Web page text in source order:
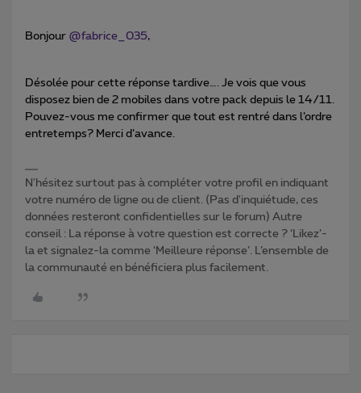
Bonjour @fabrice_035,
Désolée pour cette réponse tardive…. Je vois que vous
disposez bien de 2 mobiles dans votre pack depuis le 14/11.
Pouvez-vous me confirmer que tout est rentré dans l’ordre
entretemps? Merci d’avance.
N'hésitez surtout pas à compléter votre profil en indiquant
votre numéro de ligne ou de client. (Pas d'inquiétude, ces
données resteront confidentielles sur le forum) Autre
conseil : La réponse à votre question est correcte ? ‘Likez’-
la et signalez-la comme ‘Meilleure réponse’. L’ensemble de
la communauté en bénéficiera plus facilement.